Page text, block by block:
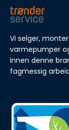
Vi selger,
varmepumper
innen denne
fagmessig